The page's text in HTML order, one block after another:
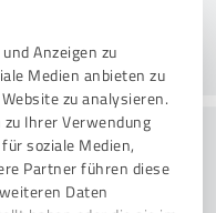
Anzeigen zu
Medien anbieten zu
zu analysieren.
Ihrer Verwendung
soziale Medien,
Partner führen diese
Daten